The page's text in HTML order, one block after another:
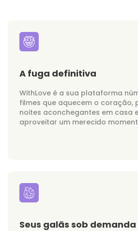
A fuga definitiva
WithLove é a sua plataforma
filmes que aquecem o coração,
noites aconchegantes em casa
aproveitar um merecido
Seus galãs sob demanda